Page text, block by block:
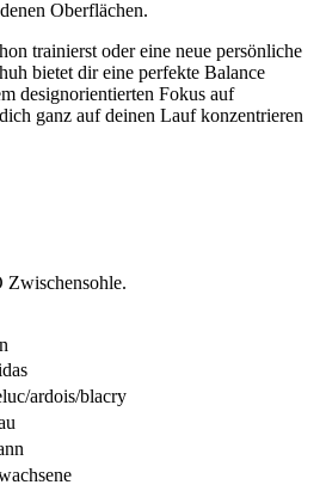
Oberflächen.
trainierst oder eine neue persönliche
bietet dir eine perfekte Balance
designorientierten Fokus auf
ganz auf deinen Lauf konzentrieren
ardois/blacry